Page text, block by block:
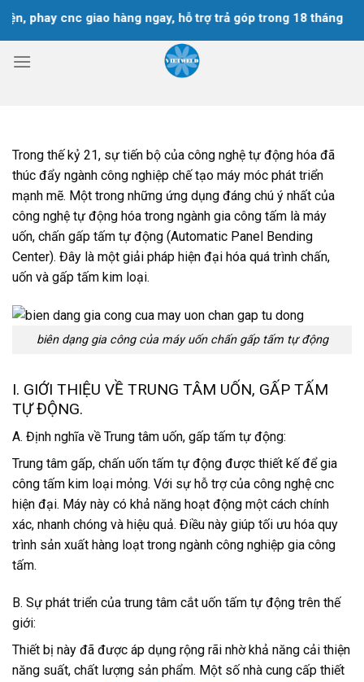
Chuyển
đến
dung
cnc giao hàng ngay, hỗ trợ trả góp trong 18 tháng
Trong thế kỷ 21, sự tiến bộ của công nghệ tự động hóa đã
thúc đẩy ngành công nghiệp chế tạo máy móc phát triển
mạnh mẽ. Một trong những ứng dụng đáng chú ý nhất của
công nghệ tự động hóa trong ngành gia công tấm là máy
uốn, chấn gấp tấm tự động (Automatic Panel Bending
Center). Đây là một giải pháp hiện đại hóa quá trình chấn,
uốn và gấp tấm kim loại.
biên dạng gia công của máy uốn chấn gấp tấm tự động
I. GIỚI THIỆU VỀ TRUNG TÂM UỐN, GẤP TẤM
TỰ ĐỘNG.
A. Định nghĩa về Trung tâm uốn, gấp tấm tự động:
Trung tâm gấp, chấn uốn tấm tự động được thiết kế để gia
công tấm kim loại mỏng. Với sự hỗ trợ của công nghệ cnc
hiện đại. Máy này có khả năng hoạt động một cách chính
xác, nhanh chóng và hiệu quả. Điều này giúp tối ưu hóa quy
trình sản xuất hàng loạt trong ngành công nghiệp gia công
tấm.
B. Sự phát triển của trung tâm cắt uốn tấm tự động trên thế
giới:
Thiết bị này đã được áp dụng rộng rãi nhờ khả năng cải thiện
năng suất, chất lượng sản phẩm. Một số nhà cung cấp thiết